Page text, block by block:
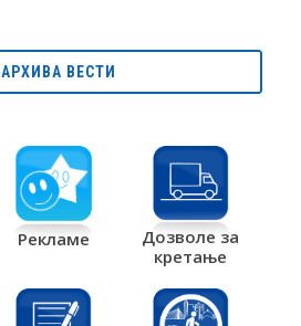
АРХИВА ВЕСТИ
Рекламе
Дозволе за
кретање